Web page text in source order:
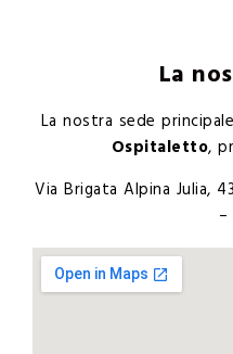
La
La nostra sede
Ospitaletto,
Via Brigata Alpina Julia,